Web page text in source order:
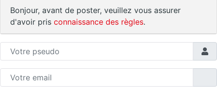
Bonjour, avant de poster, veuillez vous assurer
d'avoir pris connaissance des règles.